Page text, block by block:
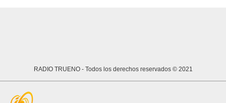
RADIO TRUENO - Todos los derechos reservados © 2021